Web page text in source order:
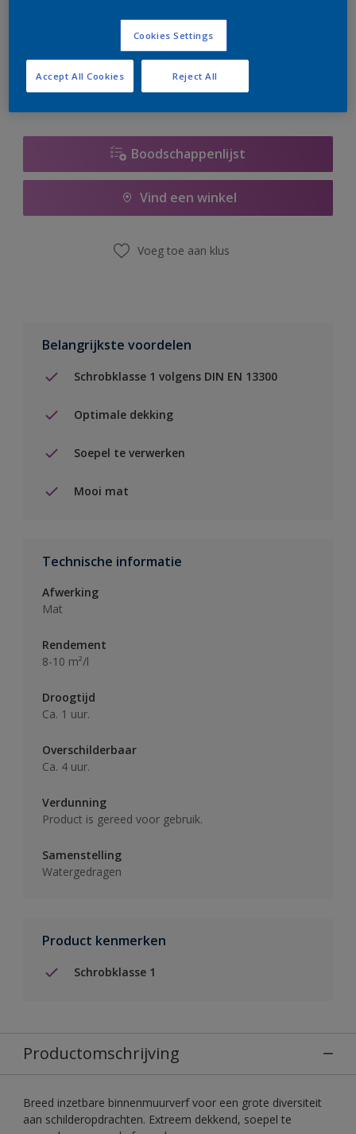
Op dit moment is het niet mogelijk dit product online
te bestellen. Houd de website in de gaten, we werken
er hard aan om de voorraad aan te vullen.
Boodschappenlijst
Vind een winkel
Voeg toe aan klus
Belangrijkste voordelen
Schrobklasse 1 volgens DIN EN 13300
Optimale dekking
Soepel te verwerken
Mooi mat
Technische informatie
Afwerking
Mat
Rendement
8-10 m²/l
Droogtijd
Ca. 1 uur.
Overschilderbaar
Ca. 4 uur.
Verdunning
Product is gereed voor gebruik.
Samenstelling
Watergedragen
Product kenmerken
Schrobklasse 1
Productomschrijving
Breed inzetbare binnenmuurverf voor een grote diversiteit
aan schilderopdrachten. Extreem dekkend, soepel te
Cookies Settings
Reject All
Accept All Cookies